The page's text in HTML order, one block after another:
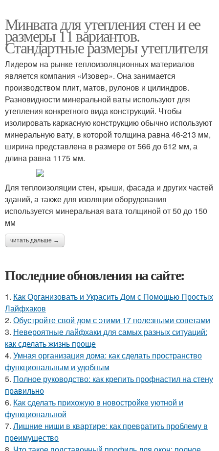
Минвата для утепления стен и ее
размеры 11 вариантов.
Стандартные размеры утеплителя
Лидером на рынке теплоизоляционных материалов
является компания «Изовер». Она занимается
производством плит, матов, рулонов и цилиндров.
Разновидности минеральной ваты используют для
утепления конкретного вида конструкций. Чтобы
изолировать каркасную конструкцию обычно используют
минеральную вату, в которой толщина равна 46-213 мм,
ширина представлена в размере от 566 до 612 мм, а
длина равна 1175 мм.
Для теплоизоляции стен, крыши, фасада и других частей
зданий, а также для изоляции оборудования
используется минеральная вата толщиной от 50 до 150
мм
читать дальше →
Последние обновления на сайте:
1. Как Организовать и Украсить Дом с Помощью Простых
Лайфхаков
2. Обустройте свой дом с этими 17 полезными советами
3. Невероятные лайфхаки для самых разных ситуаций:
как сделать жизнь проще
4. Умная организация дома: как сделать пространство
функциональным и удобным
5. Полное руководство: как крепить профнастил на стену
правильно
6. Как сделать прихожую в новостройке уютной и
функциональной
7. Лишние ниши в квартире: как превратить проблему в
преимущество